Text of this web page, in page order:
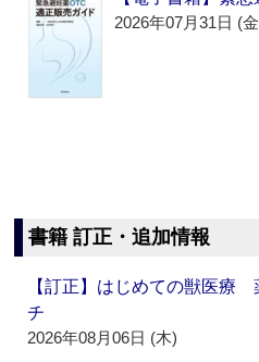
2026年07月31日 (
書籍 訂正・追加情報
【訂正】はじめての獣医療
チ
2026年08月06日 (木)